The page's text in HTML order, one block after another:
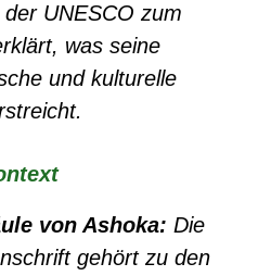
UNESCO zum
was seine
und kulturelle
von Ashoka: Die
gehört zu den